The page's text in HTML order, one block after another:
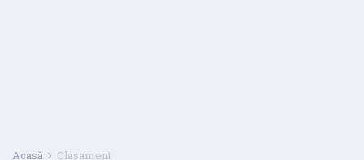
Acasă Clasament